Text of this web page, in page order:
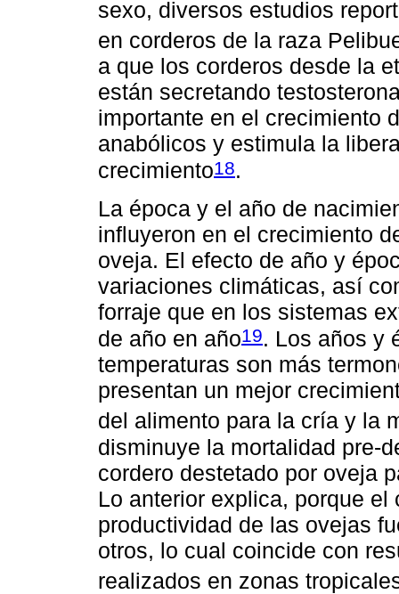
sexo, diversos estudios
en corderos de la raza
a que los corderos desde la
están secretando
importante en el crecimiento
anabólicos y estimula la
crecimiento18.
La época y el año de
influyeron en el crecimiento
oveja. El efecto de año y
variaciones climáticas, así
forraje que en los sistemas
de año en año19. Los años y
temperaturas son más
presentan un mejor
del alimento para la cría y la
disminuye la mortalidad pre-
cordero destetado por oveja
Lo anterior explica, porque
productividad de las ovejas
otros, lo cual coincide con
realizados en zonas